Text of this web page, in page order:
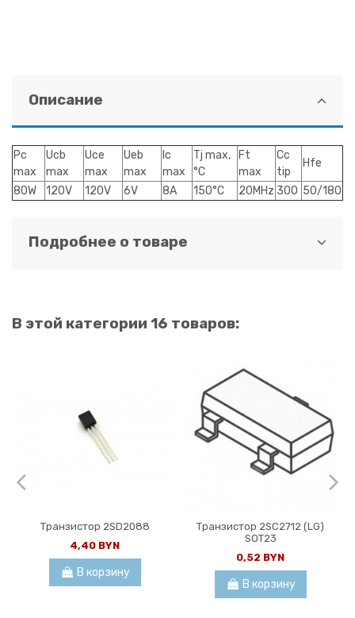
Описание
Pc
max
Ucb
max
Uce
max
Ueb
max
Ic
max
Tj max,
°C
Ft
max
Cc
tip
Hfe
80W 120V 120V 6V 8A 150°C 20MHz 300 50/180
Подробнее о товаре
В этой категории 16 товаров:
Транзистор 2SD2088
4,40 BYN
В корзину
Транзистор 2SC2712 (LG)
SOT23
0,52 BYN
В корзину